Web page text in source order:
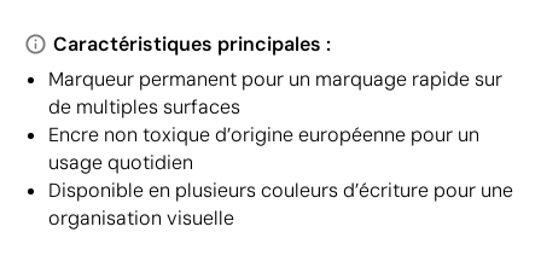
Caractéristiques principales :
Marqueur permanent pour un marquage rapide sur
de multiples surfaces
Encre non toxique d’origine européenne pour un
usage quotidien
Disponible en plusieurs couleurs d’écriture pour une
organisation visuelle